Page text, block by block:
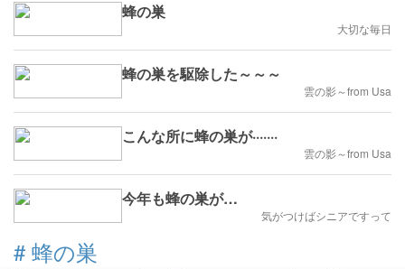
蜂の巣
大切な毎日
蜂の巣を駆除した～～～
雲の影～from Usa
こんな所に蜂の巣が·······
雲の影～from Usa
今年も蜂の巣が…
気がつけばシニアですって
# 蜂の巣